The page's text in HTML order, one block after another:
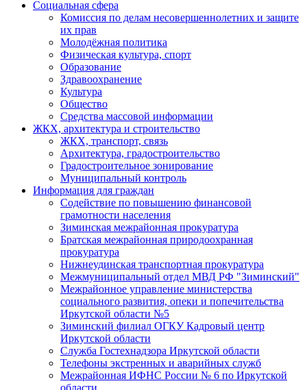
Социальная сфера
Комиссия по делам несовершеннолетних и защите
их прав
Молодёжная политика
Физическая культура, спорт
Образование
Здравоохранение
Культура
Общество
Средства массовой информации
ЖКХ, архитектура и строительство
ЖКХ, транспорт, связь
Архитектура, градостроительство
Градостроительное зонирование
Муниципальный контроль
Информация для граждан
Содействие по повышению финансовой
грамотности населения
Зиминская межрайонная прокуратура
Братская межрайонная природоохранная
прокуратура
Нижнеудинская транспортная прокуратура
Межмуниципальный отдел МВД РФ "Зиминский"
Межрайонное управление министерства
социального развития, опеки и попечительства
Иркутской области №5
Зиминский филиал ОГКУ Кадровый центр
Иркутской области
Служба Гостехнадзора Иркутской области
Телефоны экстренных и аварийных служб
Межрайонная ИФНС России № 6 по Иркутской
области